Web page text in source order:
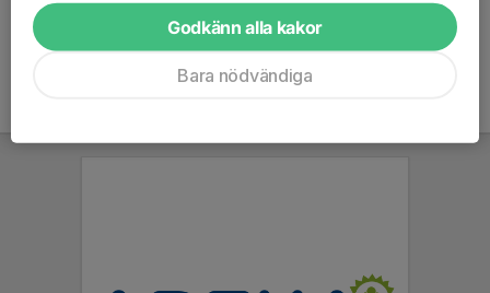
Godkänn alla kakor
Bara nödvändiga